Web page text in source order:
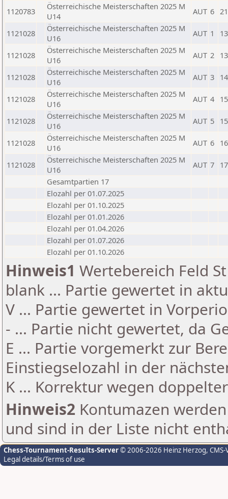
1120783
Österreichische Meisterschaften 2025 M
U14
AUT 6
1121028
Österreichische Meisterschaften 2025 M
U16
AUT 1
1121028
Österreichische Meisterschaften 2025 M
U16
AUT 2
1121028
Österreichische Meisterschaften 2025 M
U16
AUT 3
1121028
Österreichische Meisterschaften 2025 M
U16
AUT 4
1121028
Österreichische Meisterschaften 2025 M
U16
AUT 5
1121028
Österreichische Meisterschaften 2025 M
U16
AUT 6
1121028
Österreichische Meisterschaften 2025 M
U16
AUT 7
Gesamtpartien 17
Elozahl per 01.07.2025
Elozahl per 01.10.2025
Elozahl per 01.01.2026
Elozahl per 01.04.2026
Elozahl per 01.07.2026
Elozahl per 01.10.2026
Hinweis1 Wertebereich Feld
blank ... Partie gewertet in
V ... Partie gewertet in
- ... Partie nicht gewertet, da
E ... Partie vorgemerkt zur
Einstiegselozahl in der
K ... Korrektur wegen
Hinweis2 Kontumazen
und sind in der Liste nicht
Chess-Tournament-Results-Server© 2006-2026 Heinz Herzog,
Legal details/Terms of use